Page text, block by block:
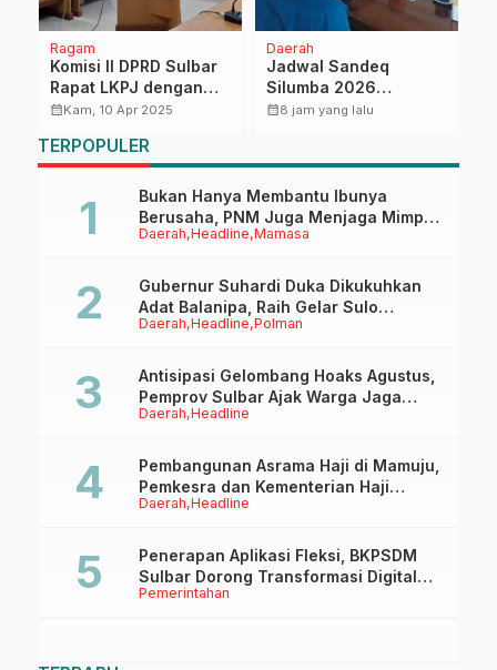
Ragam
Komisi II DPRD Sulbar
Rapat LKPJ dengan
Biro Ekbang, Bahas
Ekonomi hingga
Kinerja Pengendalian
calendar_monthKam, 10 Apr 2025
Daerah
Jadwal Sandeq
Silumba 2026
Disesuaikan,
Tetap Dimatangkan
calendar_month8 jam yang lalu
TERPOPULER
Daerah Headline Mamasa
Bukan Hanya Membantu Ibunya
Berusaha, PNM Juga Menjaga Mimpi
Anaknya Untuk Menggapai Cita-Cita
Daerah Headline Polman
Gubernur Suhardi Duka Dikukuhkan
Adat Balanipa, Raih Gelar Sulo
Tappidena
Daerah Headline
Antisipasi Gelombang Hoaks Agustus,
Pemprov Sulbar Ajak Warga Jaga
Ruang Digital
Daerah Headline
Pembangunan Asrama Haji di Mamuju,
Pemkesra dan Kementerian Haji
Sulbar Tinjau Lokasi
Pemerintahan
Penerapan Aplikasi Fleksi, BKPSDM
Sulbar Dorong Transformasi Digital
Sistem Kehadiran ASN